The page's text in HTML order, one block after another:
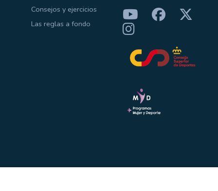
Consejos y ejercicios
Las reglas a fondo